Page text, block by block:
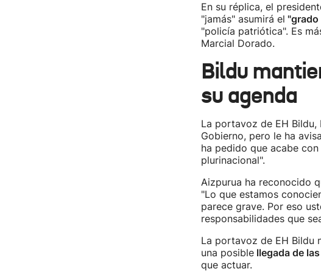
En su réplica, el
"jamás" asumirá el
"policía patriótica". Es
Marcial Dorado.
Bildu
su agenda
La portavoz de EH
Gobierno, pero le ha
ha pedido que acabe
plurinacional".
Aizpurua ha reconocido
"Lo que estamos
parece grave. Por eso
responsabilidades que
La portavoz de EH Bildu
una posiblellegada de
que actuar.